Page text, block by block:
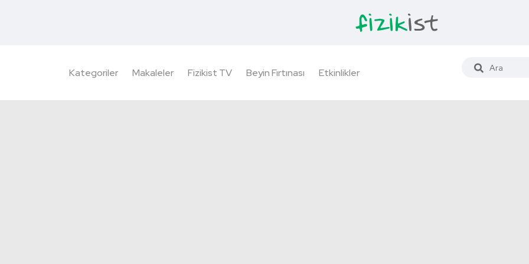
Kategoriler Makaleler Fizikist TV Beyin Fırtınası Etkinlikler